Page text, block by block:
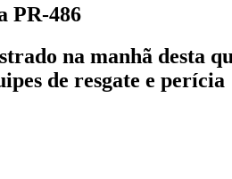
PR-486
na manhã desta
de resgate e perícia